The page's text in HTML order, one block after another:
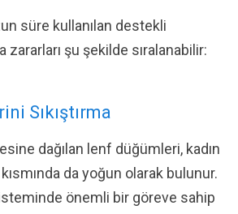
süre kullanılan destekli
zararları şu şekilde sıralanabilir:
Sıkıştırma
dağılan lenf düğümleri, kadın
da yoğun olarak bulunur.
önemli bir göreve sahip